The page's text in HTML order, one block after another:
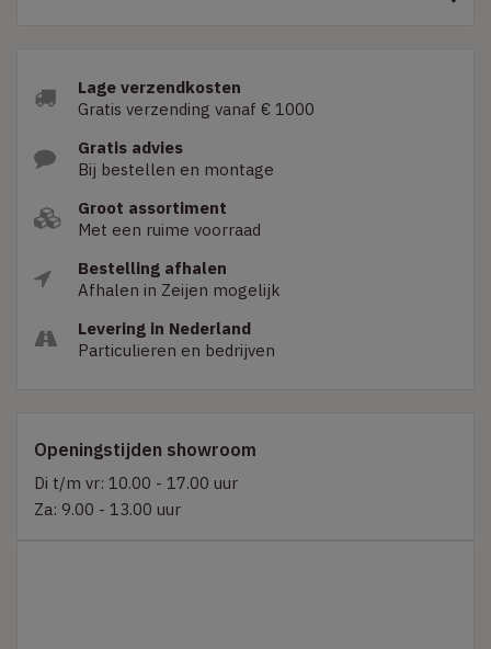
Lage verzendkosten
Gratis verzending vanaf € 1000
Gratis advies
Bij bestellen en montage
Groot assortiment
Met een ruime voorraad
Bestelling afhalen
Afhalen in Zeijen mogelijk
Levering in Nederland
Particulieren en bedrijven
Openingstijden showroom
Di t/m vr: 10.00 - 17.00 uur
Za: 9.00 - 13.00 uur